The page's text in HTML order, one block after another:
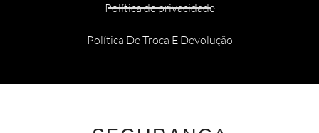
Política de privacidade
Política De Troca E Devolução